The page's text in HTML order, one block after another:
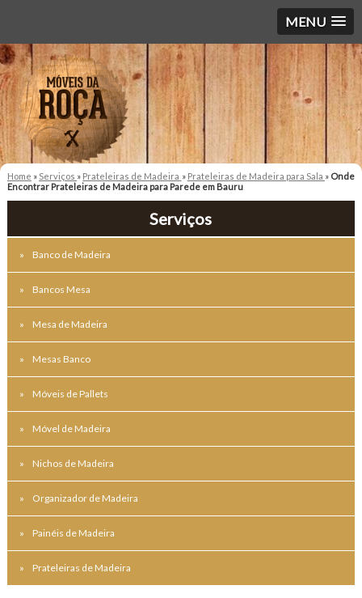
MENU
Home » Serviços » Prateleiras de Madeira » Prateleiras de Madeira para Sala » Onde
Encontrar Prateleiras de Madeira para Parede em Bauru
Serviços
Banco de Madeira
Bancos Mesa
Mesa de Madeira
Mesas Banco
Móveis de Pallets
Móvel de Madeira
Nichos de Madeira
Organizador de Madeira
Painéis de Madeira
Prateleiras de Madeira